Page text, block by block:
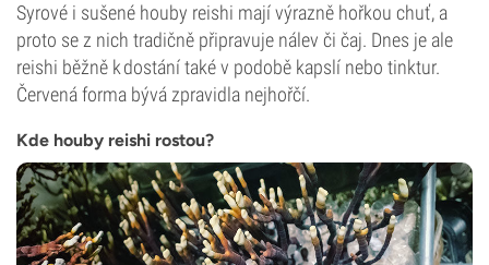
Syrové i sušené houby reishi mají výrazně hořkou chuť, a
proto se z nich tradičně připravuje nálev či čaj. Dnes je ale
reishi běžně k dostání také v podobě kapslí nebo tinktur.
Červená forma bývá zpravidla nejhořčí.
Kde houby reishi rostou?